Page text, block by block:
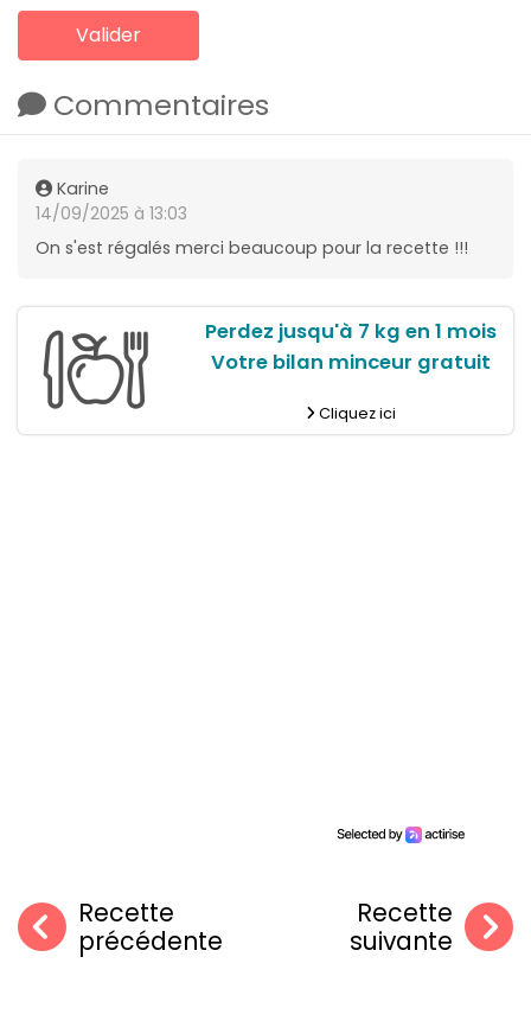
Commentaires
Karine
14/09/2025 à 13:03
On s'est régalés merci beaucoup pour la recette !!!
Perdez jusqu'à 7 kg en 1 mois
Votre bilan minceur gratuit
Cliquez ici
Recette
précédente
Recette
suivante